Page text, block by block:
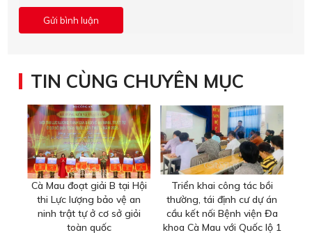
TIN CÙNG CHUYÊN MỤC
Cà Mau đoạt giải B tại Hội
thi Lực lượng bảo vệ an
ninh trật tự ở cơ sở giỏi
toàn quốc
Triển khai công tác bồi
thường, tái định cư dự án
cầu kết nối Bệnh viện Đa
khoa Cà Mau với Quốc lộ 1